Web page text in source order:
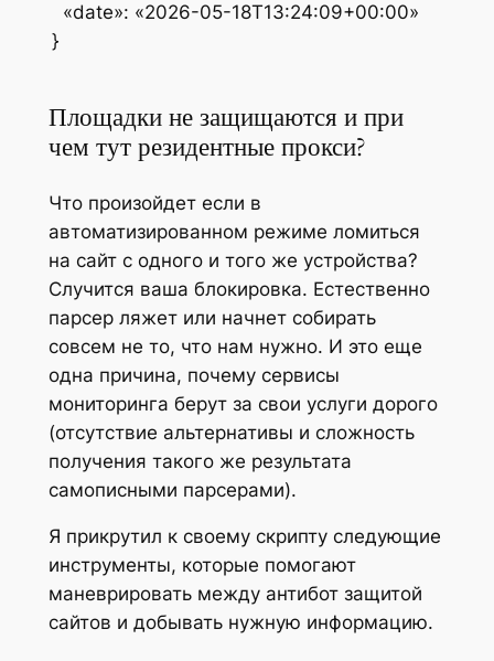
«date»: «2026-05-18T13:24:09+00:00»
}
Площадки не защищаются и при
чем тут резидентные прокси?
Что произойдет если в
автоматизированном режиме ломиться
на сайт с одного и того же устройства?
Случится ваша блокировка. Естественно
парсер ляжет или начнет собирать
совсем не то, что нам нужно. И это еще
одна причина, почему сервисы
мониторинга берут за свои услуги дорого
(отсутствие альтернативы и сложность
получения такого же результата
самописными парсерами).
Я прикрутил к своему скрипту следующие
инструменты, которые помогают
маневрировать между антибот защитой
сайтов и добывать нужную информацию.